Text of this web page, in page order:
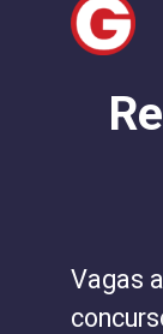
Vagas